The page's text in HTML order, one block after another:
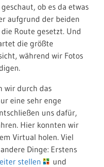
ob es da etwas
aufgrund der beiden
Route gesetzt. Und
die größte
während wir Fotos
wir durch das
eine sehr enge
uns dafür,
Hier konnten wir
Virtual holen. Viel
Dinge: Erstens
stellen
und